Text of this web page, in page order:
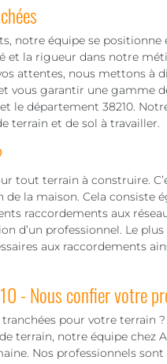
notre équipe se positionne
et la rigueur dans notre
attentes, nous mettons à
vous garantir une gamme
le département 38210.
terrain et de sol à travailler.
tout terrain à construire.
la maison. Cela consiste
raccordements aux
d’un professionnel. Le
aux raccordements
- Nous confier votre
pour votre terrain
terrain, notre équipe chez
Nos professionnels